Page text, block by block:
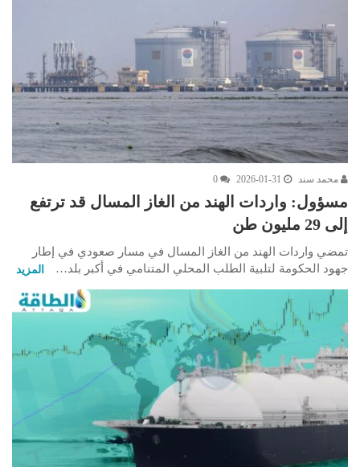
محمد سند 2026-01-31
0
مسؤول: واردات الهند من الغاز المسال قد ترتفع
إلى 29 مليون طن
تمضي واردات الهند من الغاز المسال في مسار صعودي في إطار
جهود الحكومة لتلبية الطلب المحلي المتنامي في أكبر بلد…
المزيد